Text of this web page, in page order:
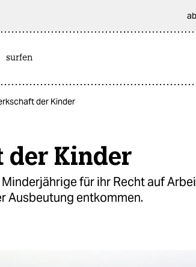
surfen
der Kinder​
der Kinder​
für ihr Recht auf
Ausbeutung entkommen.